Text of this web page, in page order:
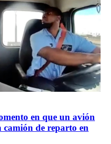
en que un avión
de reparto en